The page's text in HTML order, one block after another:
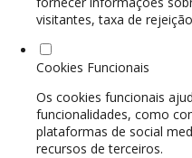
visitantes, taxa de
Cookies Funcionais
Os cookies funcionais
funcionalidades, como
plataformas de social
recursos de terceiros.